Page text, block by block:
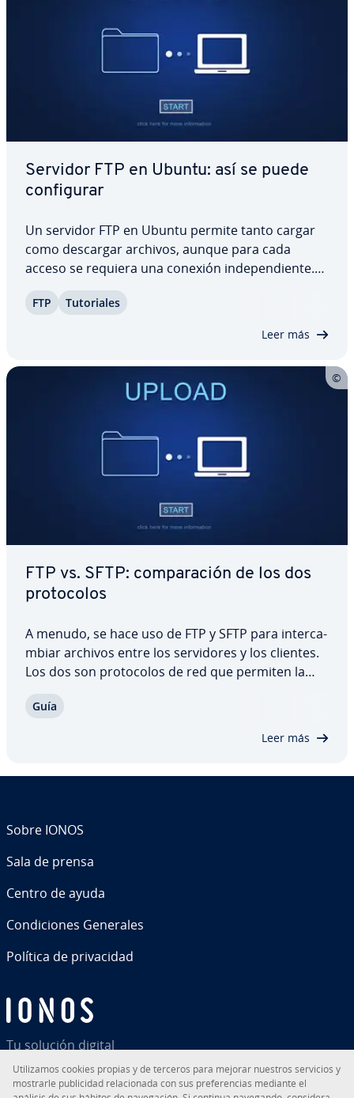
Servidor FTP en Ubuntu: así se puede
co­n­fi­gu­rar
Un servidor FTP en Ubuntu permite tanto cargar
como descargar archivos, aunque para cada
acceso se requiera una conexión in­de­pe­n­die­n­te.
detallada para instalar un servidor FTP en Ubuntu
paso a paso, pero también sobre su co­n­fi­gu­ra­ción
FTP Tu­to­ria­les
Leer más
FTP vs. SFTP: co­m­pa­ra­ción de los dos
pro­to­co­los
A menudo, se hace uso de FTP y SFTP para in­te­r­ca­
m­biar archivos entre los se­r­vi­do­res y los clientes.
Los dos son pro­to­co­los de red que permiten la
ex­pli­ca­mos cuáles son las di­fe­re­n­cias entre FTP y
Guía
Leer más
Tu solución digital
Sobre IONOS
Sala de prensa
Centro de ayuda
Co­n­di­cio­nes Generales
Política de pri­va­ci­dad
Uti­li­za­mos cookies propias y de terceros para mejorar nuestros servicios y
mostrarle pu­bli­ci­dad re­la­cio­na­da con sus pre­fe­re­n­cias mediante el